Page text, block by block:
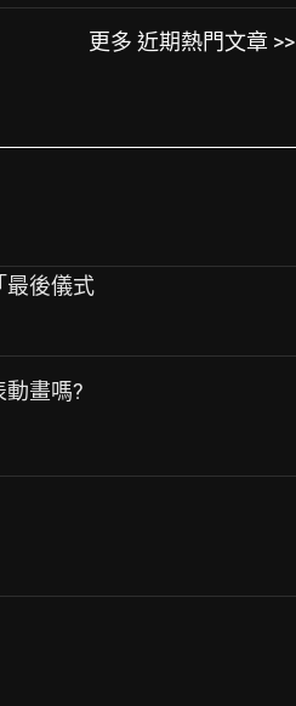
更多 近期熱門文章 >>
最後儀式
動畫嗎?